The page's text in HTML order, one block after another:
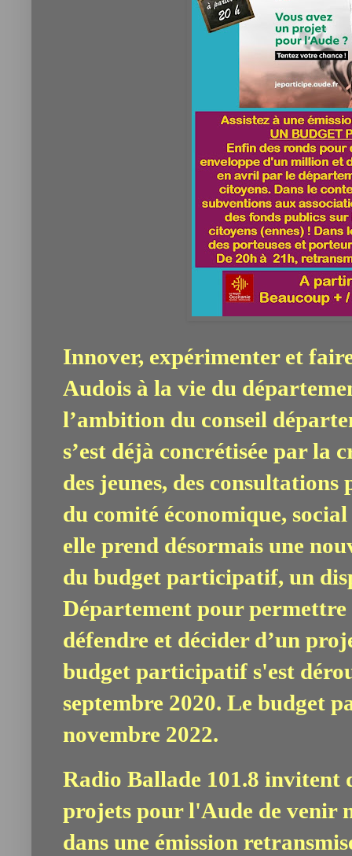
Innover, expérimenter et
Audois à la vie du
l’ambition du conseil
s’est déjà concrétisée par la
des jeunes, des
du comité économique,
elle prend désormais une
du budget participatif, un
Département pour permettre
défendre et décider d’un
budget participatif s'est
septembre 2020. Le budget
novembre 2022.
Radio Ballade 101.8 invitent
projets pour l'Aude de venir
dans une émission